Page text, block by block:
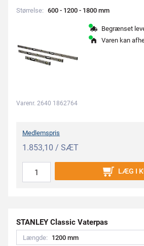
Størrelse: 600 - 1200 - 1800 mm
Begrænset
Varen kan
Varenr. 2640 1862764
Medlemspris
1.853,10 / SÆT
LÆG I
STANLEY Classic Vaterpas
Længde: 1200 mm